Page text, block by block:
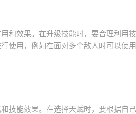
和效果。在升级技能时，要合理利用技
使用，例如在面对多个敌人时可以使用
技能效果。在选择天赋时，要根据自己